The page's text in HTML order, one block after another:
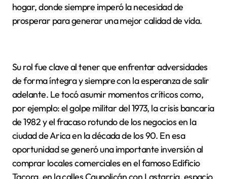
hogar, donde siempre imperó la necesidad de
prosperar para generar una mejor calidad de vida.
Su rol fue clave al tener que enfrentar adversidades
de forma íntegra y siempre con la esperanza de salir
adelante. Le tocó asumir momentos críticos como,
por ejemplo: el golpe militar del 1973, la crisis bancaria
de 1982 y el fracaso rotundo de los negocios en la
ciudad de Arica en la década de los 90. En esa
oportunidad se generó una importante inversión al
comprar locales comerciales en el famoso Edificio
Tacora, en la calles Caupolicán con Lastarria, espacio